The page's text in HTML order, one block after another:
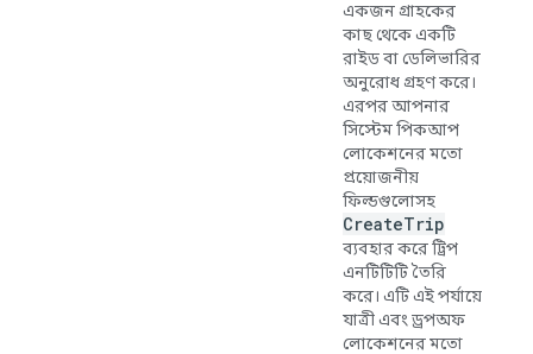
একজন গ্রাহকের
কাছ থেকে একটি
রাইড বা ডেলিভারির
অনুরোধ গ্রহণ করে।
এরপর আপনার
সিস্টেম পিকআপ
লোকেশনের মতো
প্রয়োজনীয়
ফিল্ডগুলোসহ
CreateTrip
ব্যবহার করে ট্রিপ
এনটিটিটি তৈরি
করে। এটি এই পর্যায়ে
যাত্রী এবং ড্রপঅফ
লোকেশনের মতো